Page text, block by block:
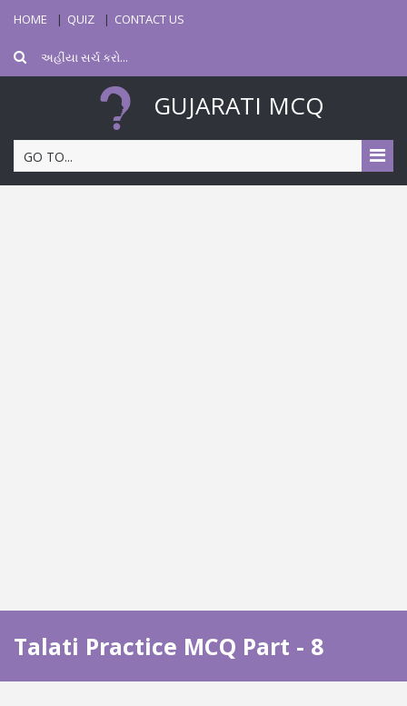
HOME QUIZ CONTACT US
GUJARATI MCQ
GO TO...
Talati Practice MCQ Part - 8